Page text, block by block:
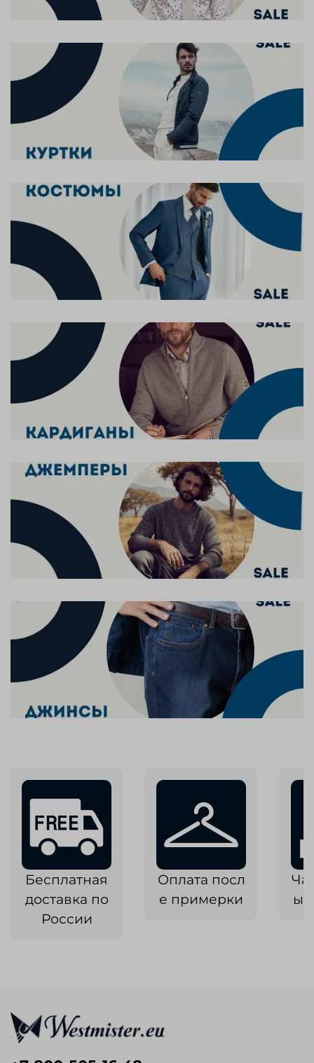
Бесплатная
доставка по
России
Оплата посл
е примерки